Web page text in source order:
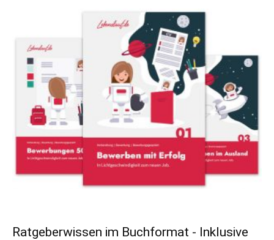
Ratgeberwissen im Buchformat - Inklusive